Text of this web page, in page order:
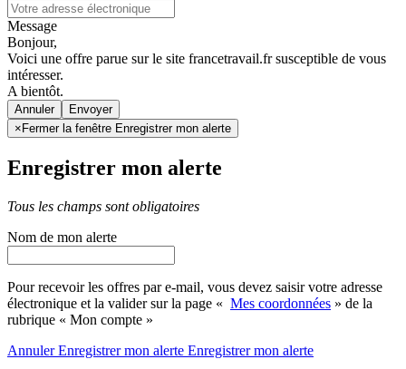
Message
Bonjour,
Voici une offre parue sur le site francetravail.fr susceptible de vous
intéresser.
A bientôt.
Annuler
× Fermer la fenêtre Enregistrer mon alerte
Enregistrer mon alerte
Tous les champs sont obligatoires
Nom de mon alerte
Pour recevoir les offres par e-mail, vous devez saisir votre adresse
électronique et la valider sur la page « Mes coordonnées » de la
rubrique « Mon compte »
AnnulerEnregistrer mon alerte Enregistrermon alerte